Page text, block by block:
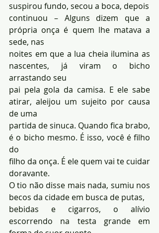
continuou – Alguns dizem que a
própria onça é quem lhe matava a
sede, nas
noites em que a lua cheia ilumina as
nascentes, já viram o bicho
arrastando seu
pai pela gola da camisa. E ele sabe
atirar, aleijou um sujeito por causa
de uma
partida de sinuca. Quando fica brabo,
é o bicho mesmo. É isso, você é filho
do
filho da onça. É ele quem vai te cuidar
doravante.
O tio não disse mais nada, sumiu nos
becos da cidade em busca de putas,
bebidas e cigarros, o alívio
escorrendo na testa grande em